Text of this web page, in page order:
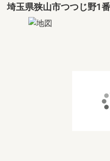
埼玉県狭山市つつじ野1